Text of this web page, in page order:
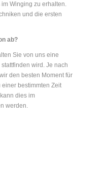
Winging zu erhalten.
und die ersten
ab?
Sie von uns eine
wird. Je nach
den besten Moment für
einer bestimmten Zeit
dies im
werden.